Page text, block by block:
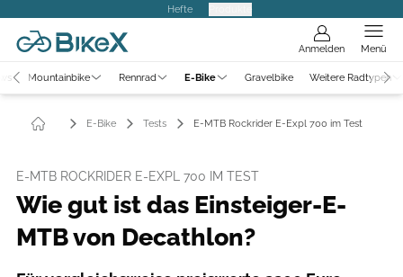
Hefte
Anmelden Menü
Mountainbike Rennrad E-Bike Gravelbike Weitere Radtypen
E-Bike Tests E-MTB Rockrider E-Expl 700 im Test
E-MTB ROCKRIDER E-EXPL 700 IM TEST
Wie gut ist das Einsteiger-E-
MTB von Decathlon?